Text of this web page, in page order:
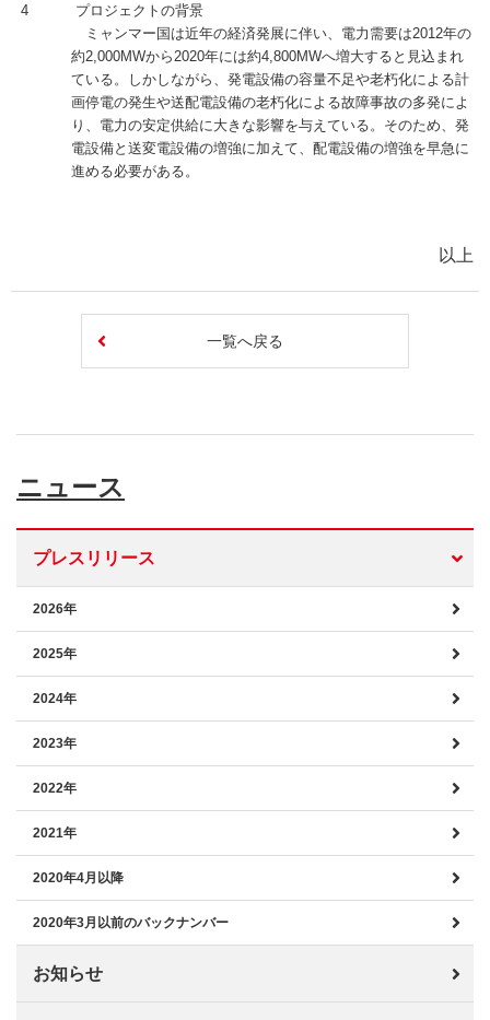
4
プロジェクトの背景
ミャンマー国は近年の経済発展に伴い、電力需要は2012年の
約2,000MWから2020年には約4,800MWへ増大すると見込まれ
ている。しかしながら、発電設備の容量不足や老朽化による計
画停電の発生や送配電設備の老朽化による故障事故の多発によ
り、電力の安定供給に大きな影響を与えている。そのため、発
電設備と送変電設備の増強に加えて、配電設備の増強を早急に
進める必要がある。
以上
一覧へ戻る
ニュース
プレスリリース
2026年
2025年
2024年
2023年
2022年
2021年
2020年4月以降
2020年3月以前のバックナンバー
お知らせ